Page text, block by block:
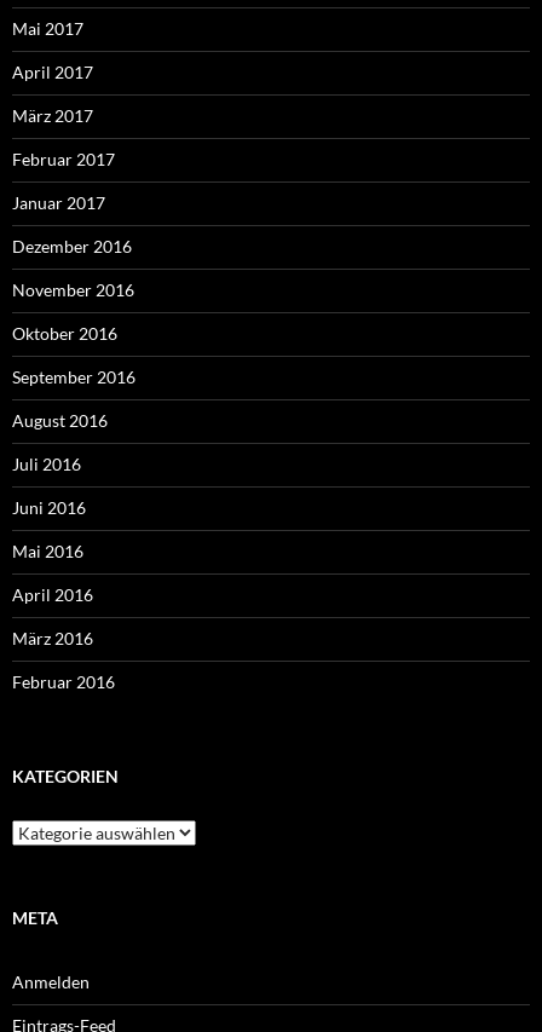
Mai 2017
April 2017
März 2017
Februar 2017
Januar 2017
Dezember 2016
November 2016
Oktober 2016
September 2016
August 2016
Juli 2016
Juni 2016
Mai 2016
April 2016
März 2016
Februar 2016
KATEGORIEN
Kategorien
META
Anmelden
Eintrags-Feed